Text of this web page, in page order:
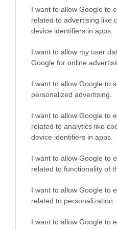
I want to allow Google to
related to advertising like
device identifiers in apps.
I want to allow my user
Google for online
I want to allow Google to
personalized advertising.
I want to allow Google to
related to analytics like
device identifiers in apps.
I want to allow Google to
related to functionality of
I want to allow Google to
related to personalization.
I want to allow Google to
παρακάτω τομείς
Βιομηχανία,
Υγεία/Ευεξία,
Ψηφιακή Οικονομία.
Όλες οι αιτήσεις
ηλεκτρονικά στην
από αυτήν την
διαβάστε
και τους όρους
υποβάλετε την
αιτήσεων λήγει
Για